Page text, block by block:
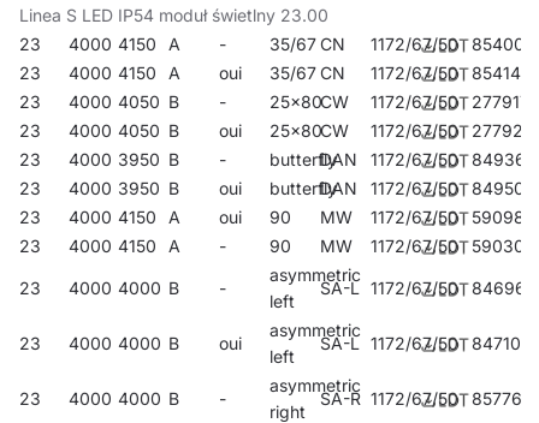
Linea S LED IP54 moduł świetlny 23.00
23
4000 4150 A - 35/67CN 1172/67/50
854002
23
4000 4150 A oui 35/67CN 1172/67/50
854149
23
4000 4050 B - 25x80CW 1172/67/50
277917
23
4000 4050 B oui 25x80CW 1172/67/50
277924
23
4000 3950 B - butterflyDAN 1172/67/50
849367
23
4000 3950 B oui butterflyDAN 1172/67/50
849503
23
4000 4150 A oui 90 MW 1172/67/50
590986
23
4000 4150 A - 90 MW 1172/67/50 590306
23 4000 4000 B -
asymmetric
left
SA-L 1172/67/50 846960
23 4000 4000 B oui
asymmetric
left
SA-L 1172/67/50 847103
23 4000 4000 B -
asymmetric
right
SA-R 1172/67/50 857768